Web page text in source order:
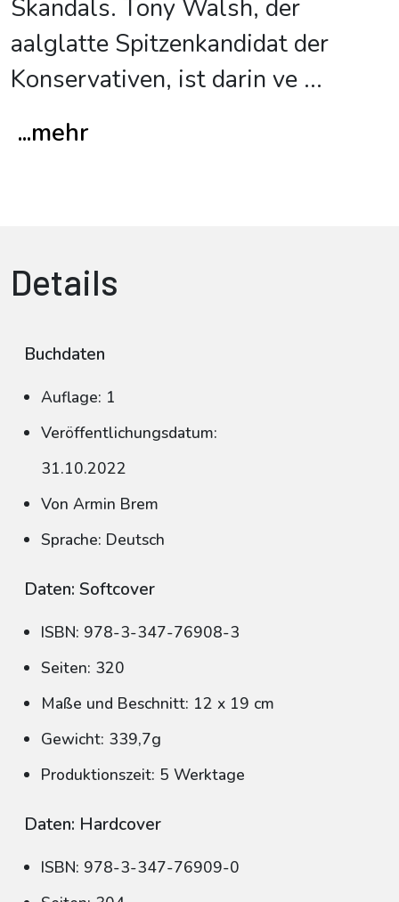
Skandals. Tony Walsh, der
aalglatte Spitzenkandidat der
Konservativen, ist darin ve ...
...mehr
Details
Buchdaten
Auflage: 1
Veröffentlichungsdatum:
31.10.2022
Von Armin Brem
Sprache: Deutsch
Daten: Softcover
ISBN: 978-3-347-76908-3
Seiten: 320
Maße und Beschnitt: 12 x 19 cm
Gewicht: 339,7g
Produktionszeit: 5 Werktage
Daten: Hardcover
ISBN: 978-3-347-76909-0